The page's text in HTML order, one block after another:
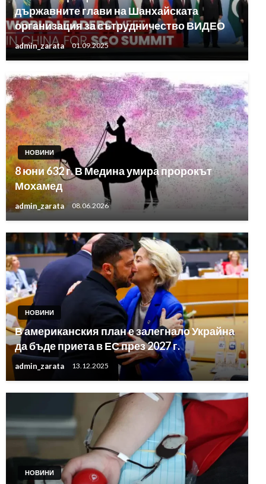
държавните глави на Шанхайската
организация за сътрудничество ВИДЕО
admin_zarata 01.09.2025
НОВИНИ
8 юни 632 г. В Медина умира пророкът
Мохамед
admin_zarata 08.06.2026
НОВИНИ
В американския план е залегнало Украйна
да бъде приета в ЕС през 2027 г.
admin_zarata 13.12.2025
НОВИНИ